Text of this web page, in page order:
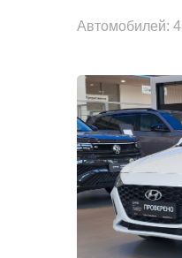
Автомобилей: 4